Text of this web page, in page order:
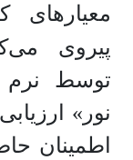
معیارهای
پیروی
توسط نرم
نور»
اطمینان